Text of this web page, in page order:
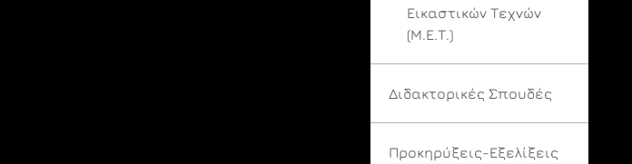
Εικαστικών Τεχνών
(Μ.Ε.Τ.)
Διδακτορικές Σπουδές
Προκηρύξεις-Εξελίξεις